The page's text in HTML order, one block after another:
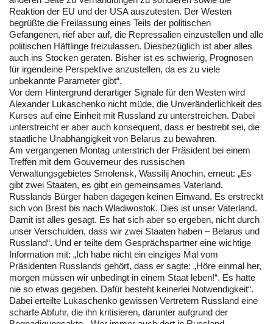
Reaktion der EU und der USA auszutesten. Der Westen
begrüßte die Freilassung eines Teils der politischen
Gefangenen, rief aber auf, die Repressalien einzustellen und alle
politischen Häftlinge freizulassen. Diesbezüglich ist aber alles
auch ins Stocken geraten. Bisher ist es schwierig, Prognosen
für irgendeine Perspektive anzustellen, da es zu viele
unbekannte Parameter gibt“.
Vor dem Hintergrund derartiger Signale für den Westen wird
Alexander Lukaschenko nicht müde, die Unveränderlichkeit des
Kurses auf eine Einheit mit Russland zu unterstreichen. Dabei
unterstreicht er aber auch konsequent, dass er bestrebt sei, die
staatliche Unabhängigkeit von Belarus zu bewahren.
Am vergangenen Montag unterstrich der Präsident bei einem
Treffen mit dem Gouverneur des russischen
Verwaltungsgebietes Smolensk, Wassilij Anochin, erneut: „Es
gibt zwei Staaten, es gibt ein gemeinsames Vaterland.
Russlands Bürger haben dagegen keinen Einwand. Es erstreckt
sich von Brest bis nach Wladiwostok. Dies ist unser Vaterland.
Damit ist alles gesagt. Es hat sich aber so ergeben, nicht durch
unser Verschulden, dass wir zwei Staaten haben – Belarus und
Russland“. Und er teilte dem Gesprächspartner eine wichtige
Information mit: „Ich habe nicht ein einziges Mal vom
Präsidenten Russlands gehört, dass er sagte: „Höre einmal her,
morgen müssen wir unbedingt in einem Staat leben!“. Es hatte
nie so etwas gegeben. Dafür besteht keinerlei Notwendigkeit“.
Dabei erteilte Lukaschenko gewissen Vertretern Russland eine
scharfe Abfuhr, die ihn kritisieren, darunter aufgrund der